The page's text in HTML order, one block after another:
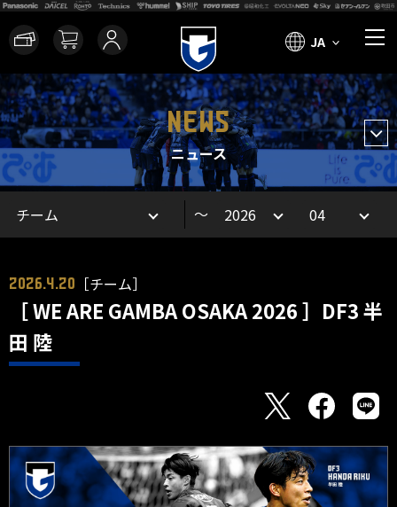
JA
NEWS
ニュース
～
2026.4.20 ［チーム］
［ WE ARE GAMBA OSAKA 2026 ］DF3 半
田 陸